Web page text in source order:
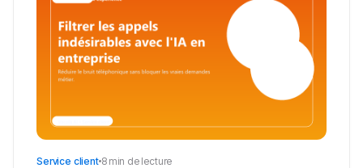
Service client 8 min de lecture